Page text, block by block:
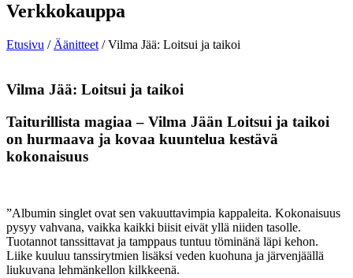
Verkkokauppa
Etusivu / Äänitteet / Vilma Jää: Loitsui ja taikoi
Vilma Jää: Loitsui ja taikoi
Taiturillista magiaa – Vilma Jään Loitsui ja taikoi
on hurmaava ja kovaa kuuntelua kestävä
kokonaisuus
”Albumin singlet ovat sen vakuuttavimpia kappaleita. Kokonaisuus
pysyy vahvana, vaikka kaikki biisit eivät yllä niiden tasolle.
Tuotannot tanssittavat ja tamppaus tuntuu töminänä läpi kehon.
Liike kuuluu tanssirytmien lisäksi veden kuohuna ja järvenjäällä
liukuvana lehmän­kellon kilkkeenä.